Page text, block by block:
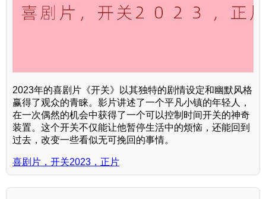
2023年的喜剧片《开关》以其独特的剧情设定和幽默风格
赢得了观众的青睐。影片讲述了一个平凡小镇的年轻人，
在一次偶然的机会中获得了一个可以控制时间开关的神奇
装置。这个开关不仅能让他暂停生活中的烦恼，还能回到
过去，改变一些看似无可挽回的事情。
喜剧片，开关2023，正片